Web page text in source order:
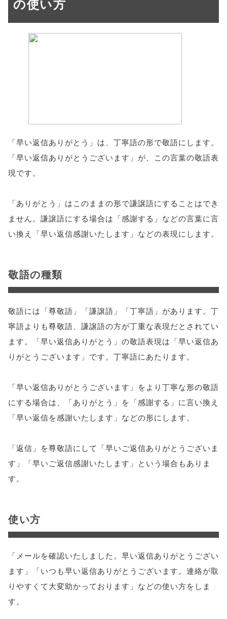
の使い方
「早い返信ありがとう」は、丁寧語の形で敬語にします。
「早い返信ありがとうございます」が、この言葉の敬語表
現です。
「ありがとう」はこのままの形で謙譲語にすることはでき
ません。謙譲語にする場合は「感謝する」などの言葉に言
い換え「早い返信感謝いたします」などの表現にします。
敬語の種類
敬語には「尊敬語」「謙譲語」「丁寧語」があります。丁
寧語よりも尊敬語、謙譲語の方が丁重な表現だとされてい
ます。「早い返信ありがとう」の敬語表現は「早い返信あ
りがとうございます」です。丁寧語にあたります。
「早い返信ありがとうございます」をより丁寧な形の敬語
にする場合は、「ありがとう」を「感謝する」に言い換え
「早い返信を感謝いたします」などの形にします。
「返信」を尊敬語にして「早いご返信ありがとうございま
す」「早いご返信感謝いたします」という場合もありま
す。
使い方
「メールを確認いたしました。早い返信ありがとうござい
ます」「いつも早い返信ありがとうございます。連絡が取
りやすくて大変助かっております」などの使い方をしま
す。